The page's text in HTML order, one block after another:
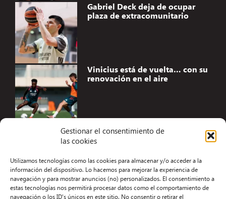
Gestionar el consentimiento de
las cookies
Utilizamos tecnologías como las cookies para almacenar y/o acceder a la
información del dispositivo. Lo hacemos para mejorar la experiencia de
navegación y para mostrar anuncios (no) personalizados. El consentimiento a
estas tecnologías nos permitirá procesar datos como el comportamiento de
navegación o los ID's únicos en este sitio. No consentir o retirar el
Gabriel Deck deja de ocupar
plaza de extracomunitario
Vinicius está de vuelta… con su
renovación en el aire
Aviso Legal
Términos y condiciones